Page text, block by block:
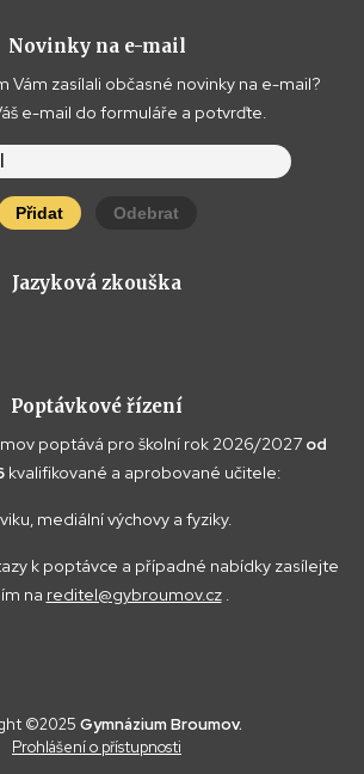
Novinky na e-mail
Vám zasílali občasné novinky na e-mail?
e-mail do formuláře a potvrďte.
Přidat Odebrat
Jazyková zkouška
Poptávkové řízení
poptává pro školní rok 2026/2027 od
kvalifikované a aprobované učitele:
mediální výchovy a fyziky.
k poptávce a případné nabídky zasílejte
na reditel@gybroumov.cz.
©2025 Gymnázium Broumov.
Prohlášení o přístupnosti